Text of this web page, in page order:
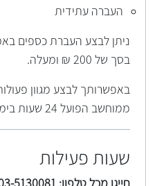
העברה עתידית
ניתן לבצע העברת כספים
בסך של 200 ₪ ומעלה.
באפשרותך לבצע מגוון
ממוחשב הפועל 24 שעות ביממה.
שעות פעילות